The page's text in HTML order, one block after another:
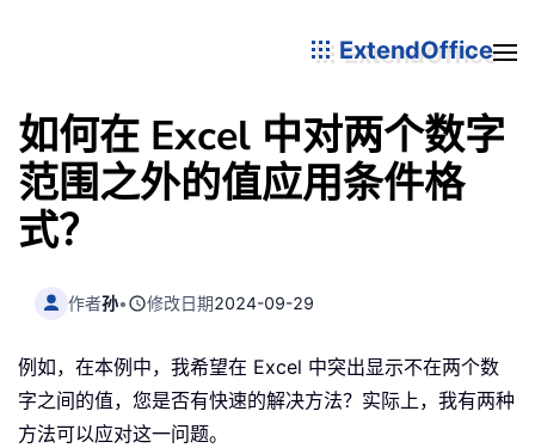
ExtendOffice
如何在 Excel 中对两个数字
范围之外的值应用条件格
式？
作者孙• 修改日期2024-09-29
例如，在本例中，我希望在 Excel 中突出显示不在两个数
字之间的值，您是否有快速的解决方法？实际上，我有两种
方法可以应对这一问题。